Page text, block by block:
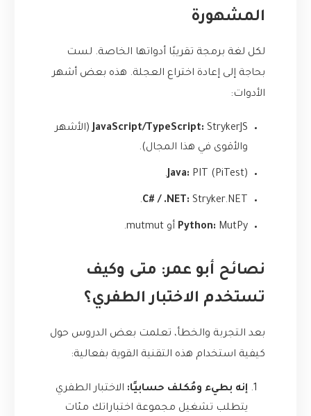
المشهورة
لكل لغة برمجة تقريبًا أدواتها الخاصة. لست
بحاجة إلى إعادة اختراع العجلة. هذه بعض أشهر
الأدوات:
JavaScript/TypeScript: StrykerJS
(الأشهر
والأقوى في هذا المجال).
Java: PIT (PiTest)
.
C# / .NET: Stryker.NET
.
Python: MutPy أو mutmut
.
نصائح أبو عمر: متى وكيف
تستخدم الاختبار الطفري؟
بعد التجربة والخطأ، تعلمت بعض الدروس حول
كيفية استخدام هذه التقنية القوية بفعالية:
إنه بطيء ومُكلف حسابيًا: الاختبار الطفري
يتطلب تشغيل مجموعة اختباراتك مئات